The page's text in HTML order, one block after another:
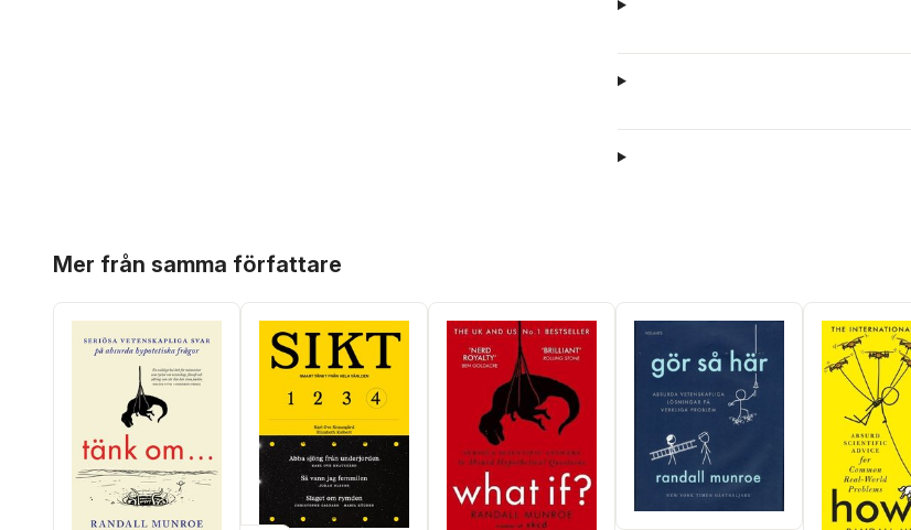
Mer från samma författare